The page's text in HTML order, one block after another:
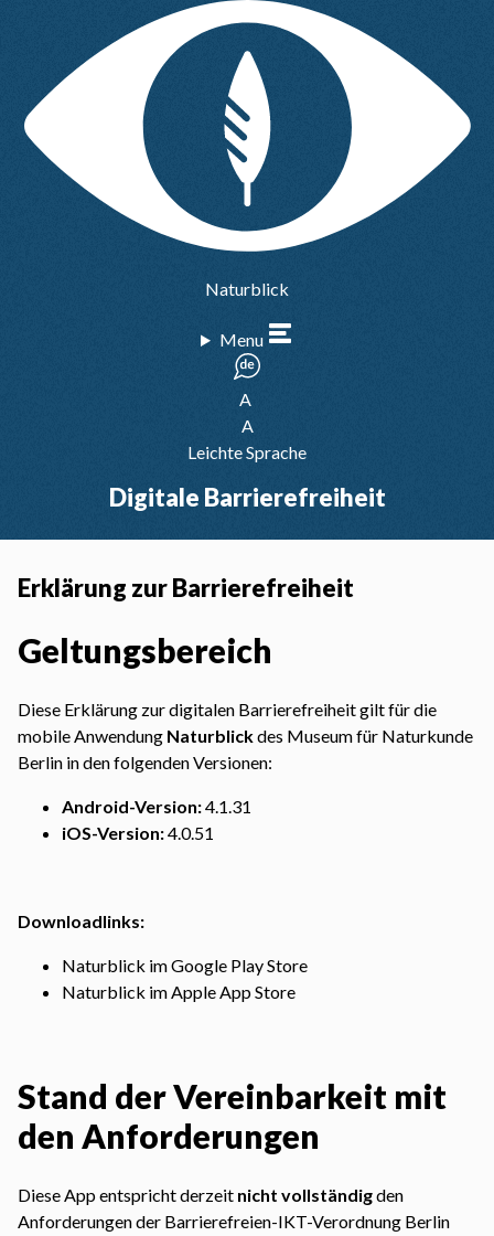
Naturblick
Menu
A
A
Leichte Sprache
Digitale Barrierefreiheit
Erklärung zur Barrierefreiheit
Geltungsbereich
Diese Erklärung zur digitalen Barrierefreiheit gilt für die
mobile Anwendung Naturblickdes Museum für Naturkunde
Berlin in den folgenden Versionen:
Android-Version:4.1.31
iOS-Version:4.0.51
Downloadlinks:
Naturblick im Google Play Store
Naturblick im Apple App Store
Stand der Vereinbarkeit mit
den Anforderungen
Diese App entspricht derzeit nicht vollständigden
Anforderungen der Barrierefreien-IKT-Verordnung Berlin